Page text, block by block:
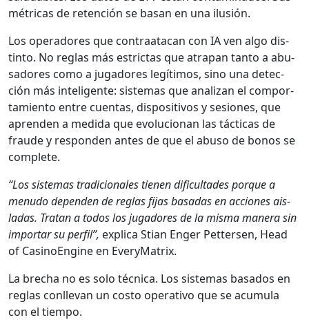
métri­c­as de reten­ción se basan en una ilusión.
Los oper­adores que con­traat­a­can con IA ven algo dis­
tin­to. No reglas más estric­tas que atra­pan tan­to a abu­
sadores como a jugadores legí­ti­mos, sino una detec­
ción más inteligente: sis­temas que anal­izan el com­por­
tamien­to entre cuen­tas, dis­pos­i­tivos y sesiones, que
apren­den a medi­da que evolu­cio­nan las tác­ti­cas de
fraude y respon­den antes de que el abu­so de bonos se
com­plete.
“Los sis­temas tradi­cionales tienen difi­cul­tades porque a
menudo depen­den de reglas fijas basadas en acciones ais­
ladas. Tratan a todos los jugadores de la mis­ma man­era sin
impor­tar su per­fil”, expli­ca Stian Enger Pet­tersen, Head
of Casi­no­Engine en Every­Ma­trix.
La brecha no es solo téc­ni­ca. Los sis­temas basa­dos en
reglas con­ll­e­van un cos­to oper­a­ti­vo que se acu­mu­la
con el tiem­po.